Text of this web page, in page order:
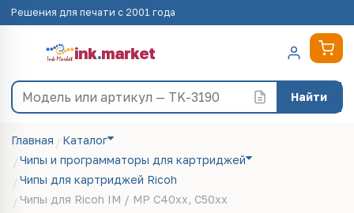
Решения для печати с 2001 года
ink.market
Найти
Главная
Каталог
Чипы и программаторы для картриджей
Чипы для картриджей Ricoh
Чипы для Ricoh IM / MP C40xx, C50xx